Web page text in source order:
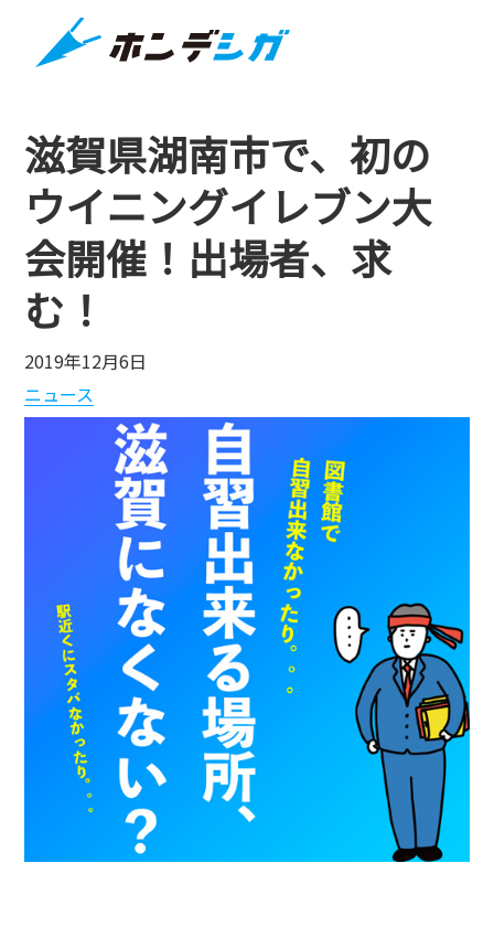
滋賀県湖南市で、初の
ウイニングイレブン大
会開催！出場者、求
む！
2019年12月6日
ニュース